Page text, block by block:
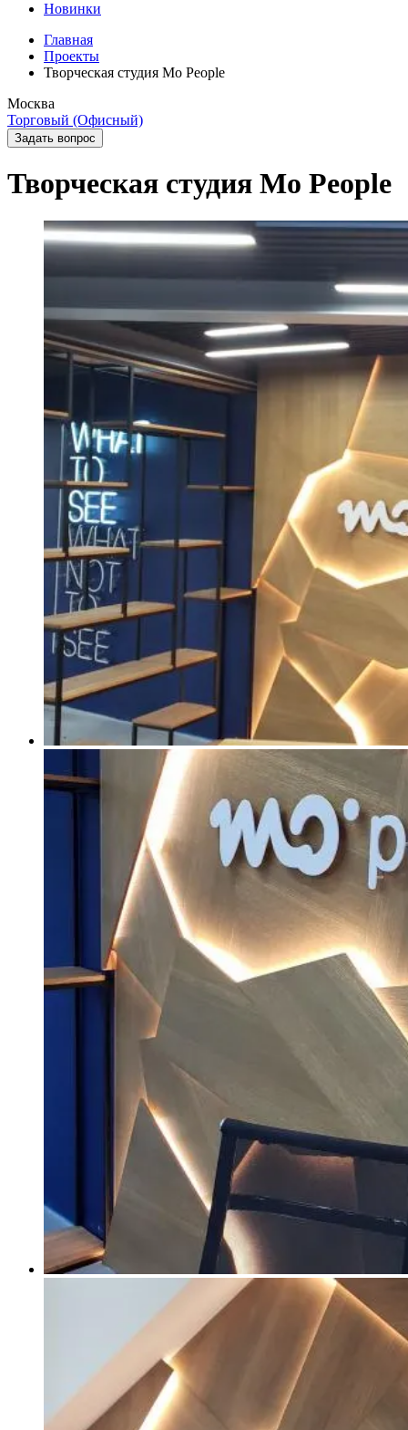
Новинки
Главная
Проекты
Творческая студия Mo People
Москва
Торговый (Офисный)
Задать вопрос
Творческая студия Mo People